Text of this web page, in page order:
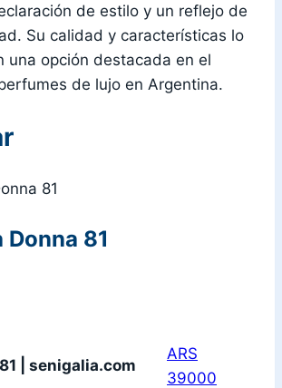
de estilo y un reflejo de
Su calidad y características lo
una opción destacada en el
de lujo en Argentina.
81
| senigalia.com
ARS
39000